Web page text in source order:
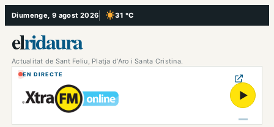
Vés
al
contingut
Diumenge, 9 agost 2026 31 °C
, Cel serè
elridaura
Actualitat de Sant Feliu, Platja d’Aro i Santa Cristina.
EN DIRECTE
▶